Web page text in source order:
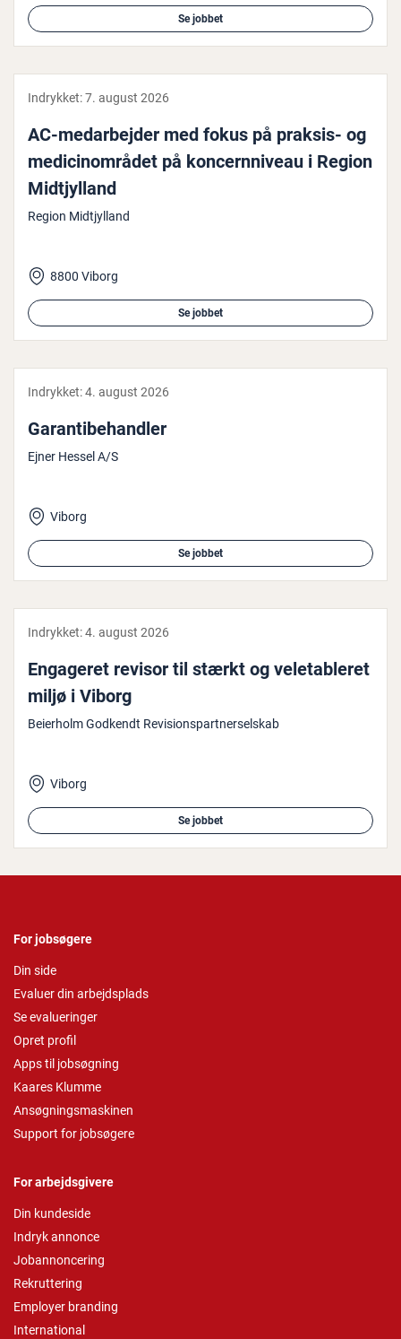
Se jobbet
Indrykket:7. august 2026
AC-me­d­ar­bej­der med fokus på praksis- og
me­di­ci­n­om­rå­det på kon­cer­n­ni­veau i Region
Midtjyl­land
Region Midtjylland
8800 Viborg
Se jobbet
Indrykket:4. august 2026
Ga­ran­ti­be­hand­ler
Ejner Hessel A/S
Viborg
Se jobbet
Indrykket:4. august 2026
Engageret revisor til stærkt og vel­e­tab­le­ret
miljø i Viborg
Beierholm Godkendt Revisionspartnerselskab
Viborg
Se jobbet
For jobsøgere
Din side
Evaluer din arbejdsplads
Se evalueringer
Opret profil
Apps til jobsøgning
Kaares Klumme
Ansøgningsmaskinen
Support for jobsøgere
For arbejdsgivere
Din kundeside
Indryk annonce
Jobannoncering
Rekruttering
Employer branding
International